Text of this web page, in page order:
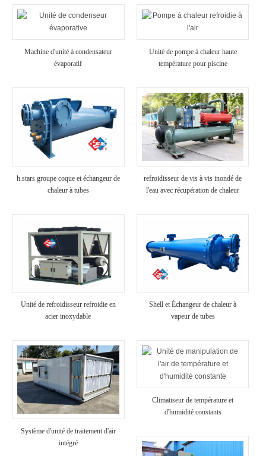
Machine d'unité à condensateur
évaporatif
Unité de pompe à chaleur haute
température pour piscine
h.stars groupe coque et échangeur de
chaleur à tubes
refroidisseur de vis à vis inondé de
l'eau avec récupération de chaleur
Unité de refroidisseur refroidie en
acier inoxydable
Shell et Échangeur de chaleur à
vapeur de tubes
Système d'unité de traitement d'air
intégré
Climatiseur de température et
d'humidité constants